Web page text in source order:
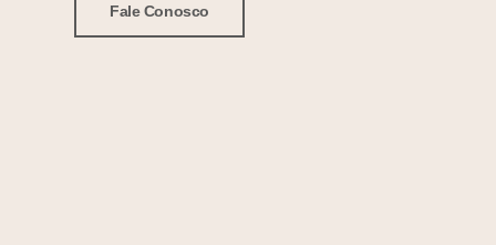
Fale Conosco